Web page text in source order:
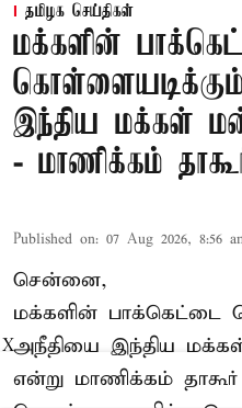
தமிழக செய்திகள்
மக்களின்
இந்திய மக்கள்
- மாணிக்கம்
Published on: 07 Aug 2026, 8:56
சென்னை,
மக்களின் பாக்கெட்டை
அநீதியை இந்திய
என்று மாணிக்கம் தாகூர்
X